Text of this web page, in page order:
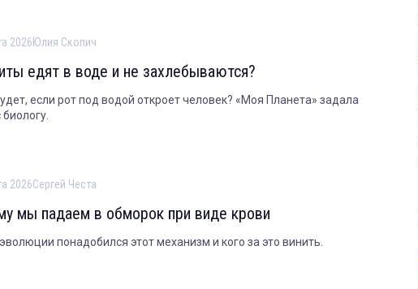
2026Юлия Скопич
едят в воде и не захлебываются?
если рот под водой откроет человек? «Моя Планета» задала
2026Сергей Честа
мы падаем в обморок при виде крови
понадобился этот механизм и кого за это винить.